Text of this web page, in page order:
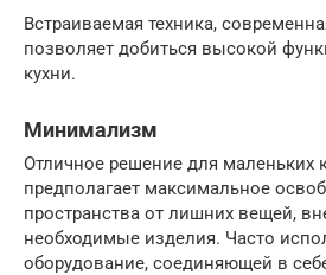
Встраиваемая техника,
позволяет добиться высокой
кухни.
Минимализм
Отличное решение для маленьких
предполагает максимальное
пространства от лишних вещей,
необходимые изделия. Часто
оборудование, соединяющей в